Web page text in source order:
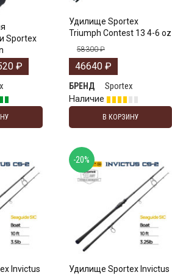
Sportex
₽
Удилище Sportex
Triumph Contest 13 4-6 oz
58300₽
46640 ₽
БРЕНД
Sportex
Наличие
В КОРЗИНУ
Invictus
Удилище Sportex Invictus
-20%